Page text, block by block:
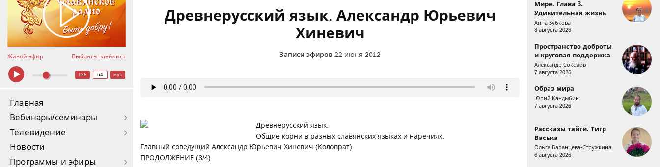
Живой эфир Выбрать плейлист
128 64 муз
Главная
Вебинары/семинары
Телевидение
Новости
Программы и эфиры
Древнерусский язык. Александр Юрьевич
Хиневич
Записи эфиров 22 июня 2012
Древнерусский язык.
Общие корни в разных славянских языках и наречиях.
Главный соведущий Александр Юрьевич Хиневич (Коловрат)
ПРОДОЛЖЕНИЕ (3/4)
Мире. Глава 3.
Удивительная жизнь
Анна Зубкова
8 августа 2026
Пространство доброты
и круговая поддержка
Александр Соколов
7 августа 2026
Образ мира
Юрий Кандыбин
7 августа 2026
Рассказы тайги. Тигр
Васька
Ольга Баранцева-Стружкина
6 августа 2026